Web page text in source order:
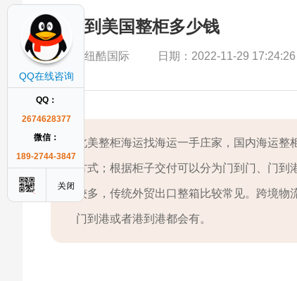
海运到美国整柜多少钱
作者：纽酷国际 日期：2022-11-29 17:24:26
北美整柜海运找海运一手庄家，国内海运
方式；根据柜子交付可以分为门到门、门到
较多，传统外贸出口整箱比较常见。跨境
门到港或者港到港都会有。
QQ在线咨询
QQ：
2674628377
微信：
189-2744-3847